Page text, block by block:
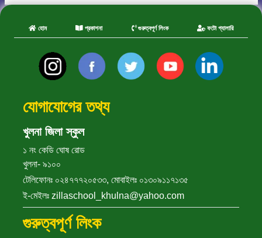
হোম প্রকাশনা গুরুত্বপূর্ণ লিংক ফটো গ্যালারি
যোগাযোগের তথ্য
খুলনা জিলা স্কুল
১ নং কেডি ঘোষ রোড
খুলনা- ৯১০০
টেলিফোনঃ ০২৪৭৭৭২০৫৩৩, মোবাইলঃ ০১৩০৯১১৭১৩৫
ই-মেইলঃ zillaschool_khulna@yahoo.com
গুরুত্বপূর্ণ লিংক